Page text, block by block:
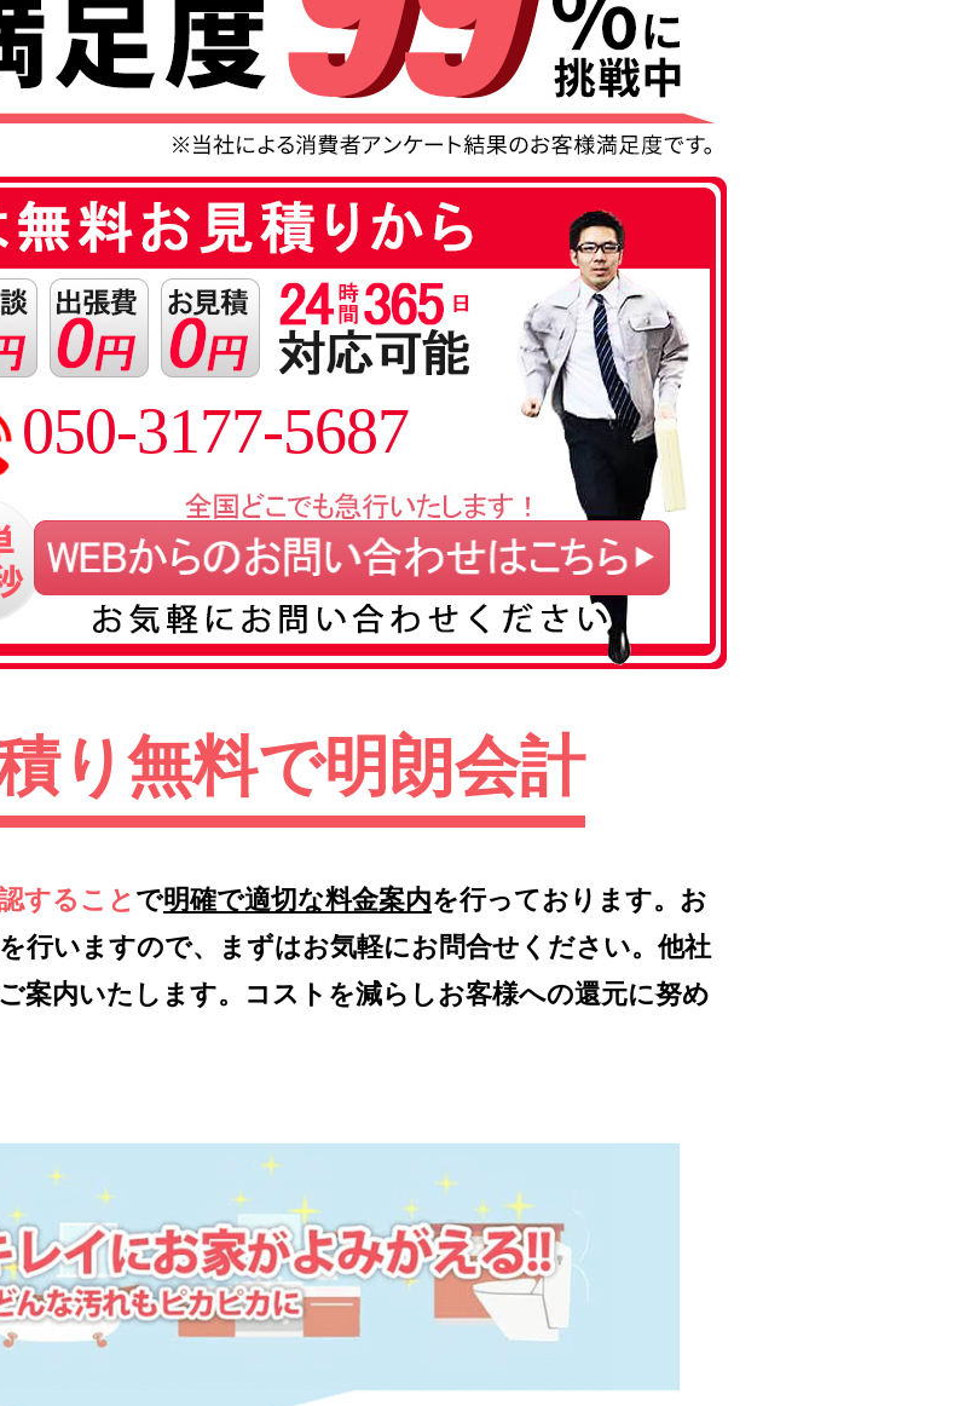
050-3177-5687
り無料で明朗会計
すること で明確で適切な料金案内を行っております。お
行いますので、まずはお気軽にお問合せください。他社
案内いたします。コストを減らしお客様への還元に努め